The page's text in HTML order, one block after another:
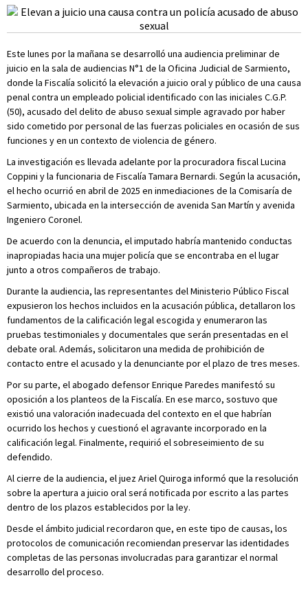
Este lunes por la mañana se desarrolló una audiencia preliminar de
juicio en la sala de audiencias N°1 de la Oficina Judicial de Sarmiento,
donde la Fiscalía solicitó la elevación a juicio oral y público de una causa
penal contra un empleado policial identificado con las iniciales C.G.P.
(50), acusado del delito de abuso sexual simple agravado por haber
sido cometido por personal de las fuerzas policiales en ocasión de sus
funciones y en un contexto de violencia de género.
La investigación es llevada adelante por la procuradora fiscal Lucina
Coppini y la funcionaria de Fiscalía Tamara Bernardi. Según la acusación,
el hecho ocurrió en abril de 2025 en inmediaciones de la Comisaría de
Sarmiento, ubicada en la intersección de avenida San Martín y avenida
Ingeniero Coronel.
De acuerdo con la denuncia, el imputado habría mantenido conductas
inapropiadas hacia una mujer policía que se encontraba en el lugar
junto a otros compañeros de trabajo.
Durante la audiencia, las representantes del Ministerio Público Fiscal
expusieron los hechos incluidos en la acusación pública, detallaron los
fundamentos de la calificación legal escogida y enumeraron las
pruebas testimoniales y documentales que serán presentadas en el
debate oral. Además, solicitaron una medida de prohibición de
contacto entre el acusado y la denunciante por el plazo de tres meses.
Por su parte, el abogado defensor Enrique Paredes manifestó su
oposición a los planteos de la Fiscalía. En ese marco, sostuvo que
existió una valoración inadecuada del contexto en el que habrían
ocurrido los hechos y cuestionó el agravante incorporado en la
calificación legal. Finalmente, requirió el sobreseimiento de su
defendido.
Al cierre de la audiencia, el juez Ariel Quiroga informó que la resolución
sobre la apertura a juicio oral será notificada por escrito a las partes
dentro de los plazos establecidos por la ley.
Desde el ámbito judicial recordaron que, en este tipo de causas, los
protocolos de comunicación recomiendan preservar las identidades
completas de las personas involucradas para garantizar el normal
desarrollo del proceso.